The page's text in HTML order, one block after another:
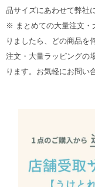
品サイズにあわせて弊社
※ まとめての大量注文・
りましたら、どの商品を
注文・大量ラッピングの
ります。お気軽にお問い